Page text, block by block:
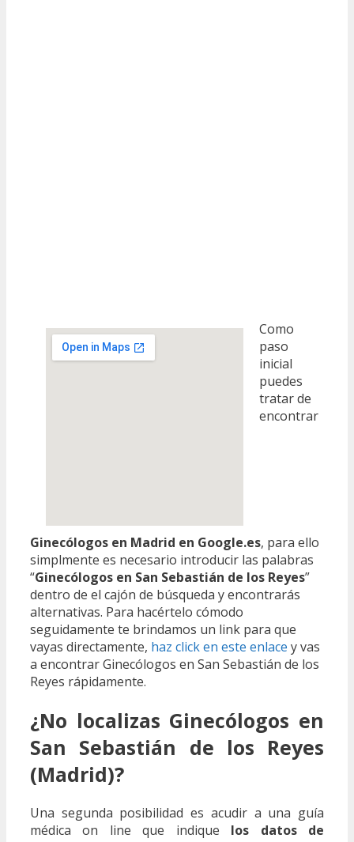
Como
paso
inicial
puedes
tratar de
encontrar
Ginecólogos en Madrid en Google.es, para ello
simplmente es necesario introducir las palabras
“Ginecólogos en San Sebastián de los Reyes”
dentro de el cajón de búsqueda y encontrarás
alternativas. Para hacértelo cómodo
seguidamente te brindamos un link para que
vayas directamente, haz click en este enlace y vas
a encontrar Ginecólogos en San Sebastián de los
Reyes rápidamente.
¿No localizas Ginecólogos en
San Sebastián de los Reyes
(Madrid)?
Una segunda posibilidad es acudir a una guía
médica on line que indique los datos de